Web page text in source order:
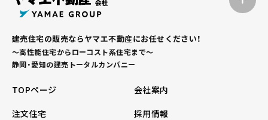
建売住宅の販売ならヤマエ不動産にお任せください！
～高性能住宅からローコスト系住宅まで～
静岡・愛知の建売トータルカンパニー
TOPページ
会社案内
注文住宅
採用情報